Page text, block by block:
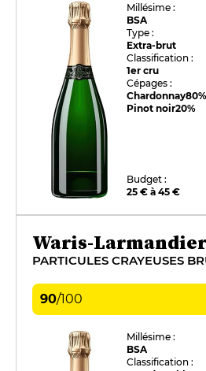
Millésime :
BSA
Type :
Extra-brut
Classification :
1er cru
Cépages :
Chardonnay80%
Pinot noir20%
Budget :
25 € à 45 €
Waris-Larmandier
PARTICULES CRAYEUSES
90/100
Millésime :
BSA
Classification :